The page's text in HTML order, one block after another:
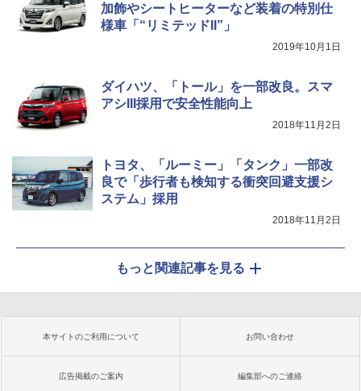
加飾やシートヒーターなど装着の特別仕
様車「“リミテッドII”」
2019年10月1日
ダイハツ、「トール」を一部改良。スマ
アシIII採用で安全性能向上
2018年11月2日
トヨタ、「ルーミー」「タンク」一部改
良で「歩行者も検知する衝突回避支援シ
ステム」採用
2018年11月2日
もっと関連記事を見る
本サイトのご利用について お問い合わせ
広告掲載のご案内 編集部へのご連絡